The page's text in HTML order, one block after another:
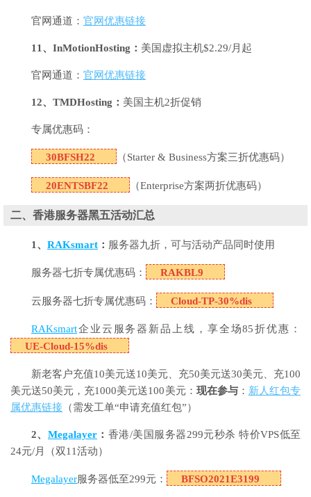
官网通道： 官网优惠链接
11、InMotionHosting： 美国虚拟主机$2.29/月起
官网通道： 官网优惠链接
12、TMDHosting： 美国主机2折促销
专属优惠码：
30BFSH22 （Starter & Business方案三折优惠码）
20ENTSBF22 （Enterprise方案两折优惠码）
二、香港服务器黑五活动汇总
1、 RAKsmart ： 服务器九折，可与活动产品同时使用
服务器七折专属优惠码： RAKBL9
云服务器七折专属优惠码： Cloud-TP-30%dis
RAKsmart企业云服务器新品上线，享全场85折优惠：
UE-Cloud-15%dis
新老客户充值10美元送10美元、充50美元送30美元、充100
美元送50美元，充1000美元送100美元： 现在参与： 新人红包专
属优惠链接 （需发工单“申请充值红包”）
2、 Megalayer： 香港/美国服务器299元秒杀 特价VPS低至
24元/月（双11活动）
Megalayer服务器低至299元： BFSO2021E3199